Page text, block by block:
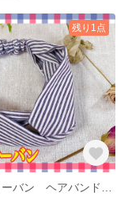
残り1点